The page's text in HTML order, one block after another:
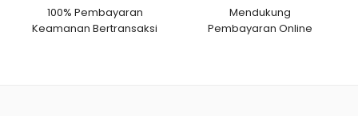
100% Pembayaran
Keamanan Bertransaksi
Mendukung
Pembayaran Online